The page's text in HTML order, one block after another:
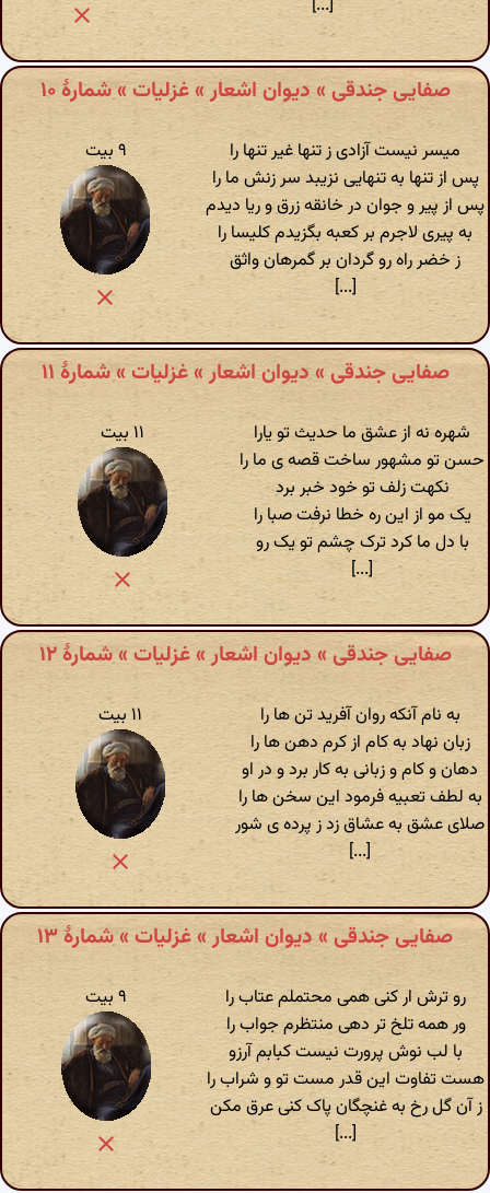
[...]
صفایی جندقی » دیوان اشعار » غزلیات » شمارهٔ ۱۰
میسر نیست آزادی ز تنها غیر تنها را
پس از تنها به تنهایی نزیبد سر زنش ما را
پس از پیر و جوان در خانقه زرق و ریا دیدم
به پیری لاجرم بر کعبه بگزیدم کلیسا را
ز خضر راه رو گردان بر گمرهان واثق
[...]
۹ بیت
صفایی جندقی » دیوان اشعار » غزلیات » شمارهٔ ۱۱
شهره نه از عشق ما حدیث تو یارا
حسن تو مشهور ساخت قصه ی ما را
نکهت زلف تو خود خبر برد
یک مو از این ره خطا نرفت صبا را
با دل ما کرد ترک چشم تو یک رو
[...]
۱۱ بیت
صفایی جندقی » دیوان اشعار » غزلیات » شمارهٔ ۱۲
به نام آنکه روان آفرید تن ها را
زبان نهاد به کام از کرم دهن ها را
دهان و کام و زبانی به کار برد و در او
به لطف تعبیه فرمود این سخن ها را
صلای عشق به عشاق زد ز پرده ی شور
[...]
۱۱ بیت
صفایی جندقی » دیوان اشعار » غزلیات » شمارهٔ ۱۳
رو ترش ار کنی همی محتملم عتاب را
ور همه تلخ تر دهی منتظرم جواب را
با لب نوش پرورت نیست کبابم آرزو
هست تفاوت این قدر مست تو و شراب را
ز آن گل رخ به غنچگان پاک کنی عرق مکن
[...]
۹ بیت